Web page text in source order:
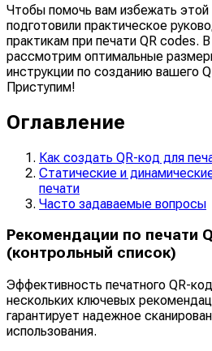
Чтобы помочь вам избежать
подготовили практическое
практикам при печати QR codes.
рассмотрим оптимальные
инструкции по созданию вашего
Приступим!
Оглавление
Как создать QR-код для
Статические и
печати
Часто задаваемые вопросы
Рекомендации по печати
(контрольный список)
Эффективность печатного QR-
нескольких ключевых
гарантирует надежное
использования.